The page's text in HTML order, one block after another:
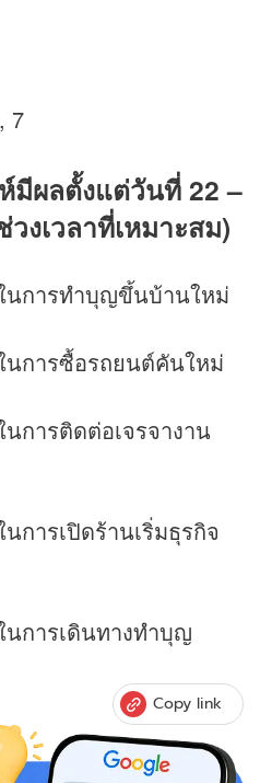
7
มีผลตั้งแต่วันที่ 22 –
งเวลาที่เหมาะสม)
นการทำบุญขึ้นบ้านใหม่
นการซื้อรถยนต์คันใหม่
การติดต่อเจรจางาน
การเปิดร้านเริ่มธุรกิจ
นการเดินทางทำบุญ
Copy link